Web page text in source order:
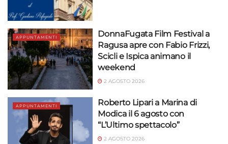
APPUNTAMENTI
DonnaFugata Film Festival a
Ragusa apre con Fabio Frizzi,
Scicli e Ispica animano il
weekend
2 AGOSTO 2026
APPUNTAMENTI
Roberto Lipari a Marina di
Modica il 6 agosto con
“L’Ultimo spettacolo”
2 AGOSTO 2026